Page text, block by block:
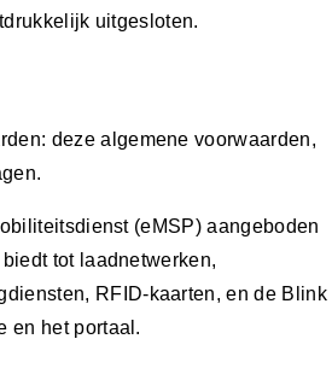
uitgesloten.
deze algemene voorwaarden,
(eMSP) aangeboden
tot laadnetwerken,
RFID-kaarten, en de Blink
en het portaal.